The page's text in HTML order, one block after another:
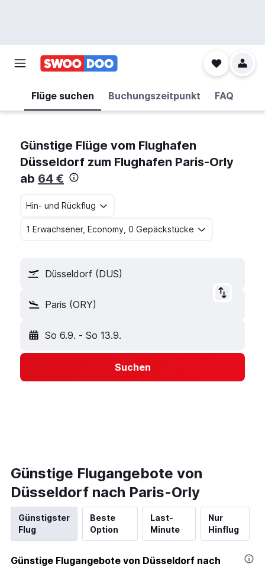
Flüge suchen Buchungszeitpunkt FAQ
Günstige Flüge vom Flughafen
Düsseldorf zum Flughafen Paris-Orly
ab 64 €
Hin- und Rückflug
1 Erwachsener, Economy, 0 Gepäckstücke
Düsseldorf (DUS)
Paris (ORY)
So 6.9. - So 13.9.
Suchen
Günstige Flugangebote von
Düsseldorf nach Paris-Orly
Günstigster
Flug
Beste
Option
Last-
Minute
Nur
Hinflug
Günstige Flugangebote von Düsseldorf nach